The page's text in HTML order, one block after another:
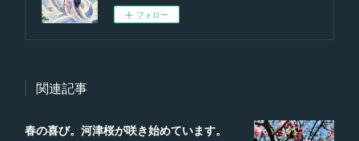
フォロー
関連記事
春の喜び。河津桜が咲き始めています。